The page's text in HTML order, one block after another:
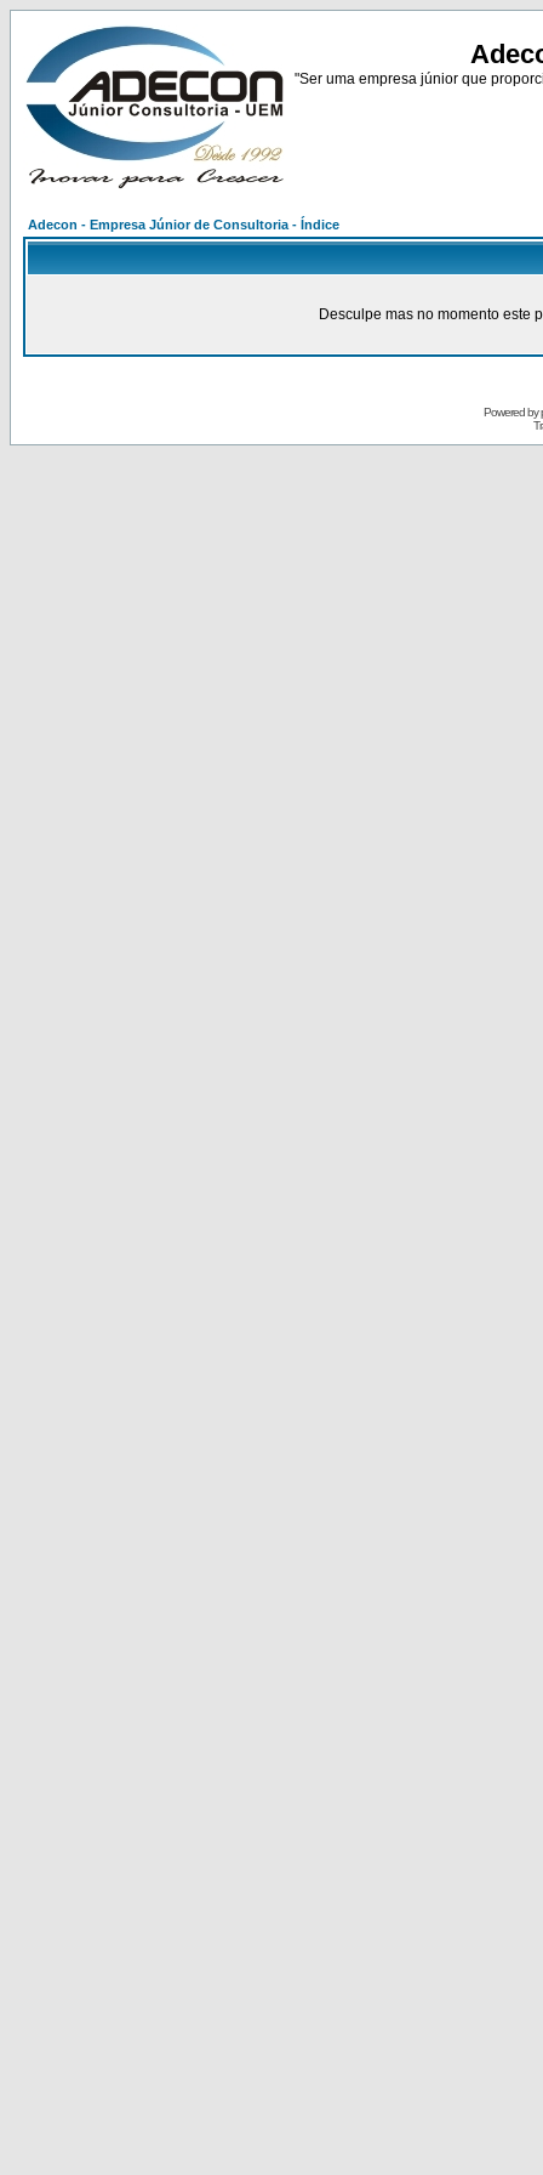
"Ser uma empresa júnior que
Adecon - Empresa Júnior de Consultoria - Índice
Desculpe mas no momento este
Powered by